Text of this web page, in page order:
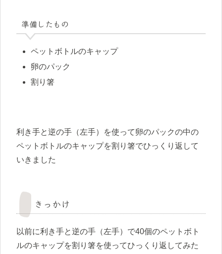
準備したもの
ペットボトルのキャップ
卵のパック
割り箸
利き手と逆の手（左手）を使って卵のパックの中の
ペットボトルのキャップを割り箸でひっくり返して
いきました
きっかけ
以前に利き手と逆の手（左手）で40個のペットボト
ルのキャップを割り箸を使ってひっくり返してみた